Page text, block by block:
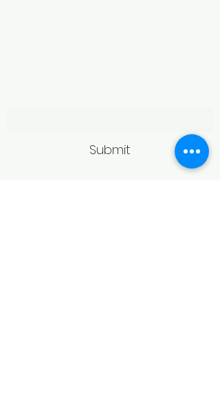
Submit